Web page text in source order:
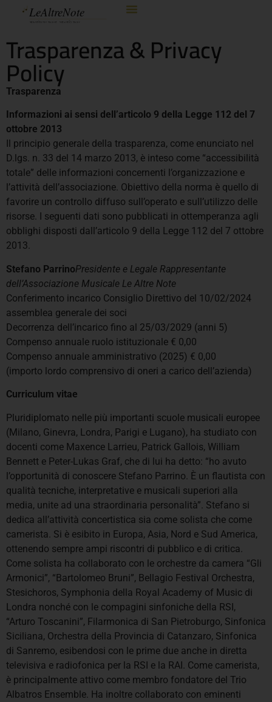
Trasparenza & Privacy
Policy
Trasparenza
Informazioni ai sensi dell’articolo 9 della Legge 112 del 7
ottobre 2013
Il principio generale della trasparenza, come enunciato nel
D.lgs. n. 33 del 14 marzo 2013, è inteso come “accessibilità
totale” delle informazioni concernenti l’organizzazione e
l’attività dell’associazione. Obiettivo della norma è quello di
favorire un controllo diffuso sull’operato e sull’utilizzo delle
risorse. I seguenti dati sono pubblicati in ottemperanza agli
obblighi disposti dall’articolo 9 della Legge 112 del 7 ottobre
2013.
Stefano ParrinoPresidente e Legale Rappresentante
dell’Associazione Musicale Le Altre Note
Conferimento incarico Consiglio Direttivo del 10/02/2024
assemblea generale dei soci
Decorrenza dell’incarico fino al 25/03/2029 (anni 5)
Compenso annuale ruolo istituzionale € 0,00
Compenso annuale amministrativo (2025) € 0,00
(importo lordo comprensivo di oneri a carico dell’azienda)
Curriculum vitae
Pluridiplomato nelle più importanti scuole musicali europee
(Milano, Ginevra, Londra, Parigi e Lugano), ha studiato con
docenti come Maxence Larrieu, Patrick Gallois, William
Bennett e Peter-Lukas Graf, che di lui ha detto: “ho avuto
l’opportunità di conoscere Stefano Parrino. È un flautista con
qualità tecniche, interpretative e musicali superiori alla
media, unite ad una straordinaria personalità”. Stefano si
dedica all’attività concertistica sia come solista che come
camerista. Si è esibito in Europa, Asia, Nord e Sud America,
ottenendo sempre ampi riscontri di pubblico e di critica.
Come solista ha collaborato con le orchestre da camera “Gli
Armonici”, “Bartolomeo Bruni”, Bellagio Festival Orchestra,
Stesichoros, Symphonia della Royal Academy of Music di
Londra nonché con le compagini sinfoniche della RSI,
“Arturo Toscanini”, Filarmonica di San Pietroburgo, Sinfonica
Siciliana, Orchestra della Provincia di Catanzaro, Sinfonica
di Sanremo, esibendosi con le prime due anche in diretta
televisiva e radiofonica per la RSI e la RAI. Come camerista,
è principalmente attivo come membro fondatore del Trio
Albatros Ensemble. Ha inoltre collaborato con eminenti